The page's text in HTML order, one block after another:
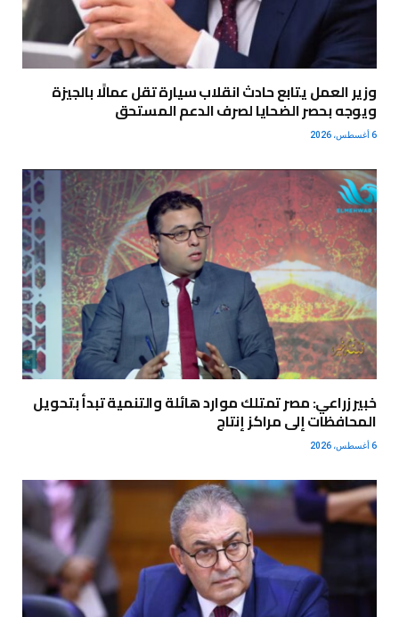
وزير العمل يتابع حادث انقلاب سيارة تقل عمالًا بالجيزة
ويوجه بحصر الضحايا لصرف الدعم المستحق
6 أغسطس، 2026
خبير زراعي: مصر تمتلك موارد هائلة والتنمية تبدأ بتحويل
المحافظات إلى مراكز إنتاج
6 أغسطس، 2026